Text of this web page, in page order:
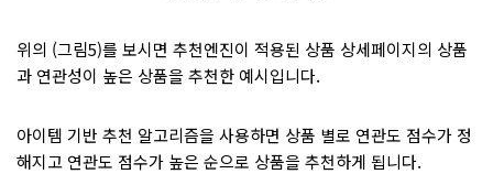
위의 (그림5)를 보시면 추천엔진이 적용된 상품 상세페이지의 상품
과 연관성이 높은 상품을 추천한 예시입니다.
아이템 기반 추천 알고리즘을 사용하면 상품 별로 연관도 점수가 정
해지고 연관도 점수가 높은 순으로 상품을 추천하게 됩니다.